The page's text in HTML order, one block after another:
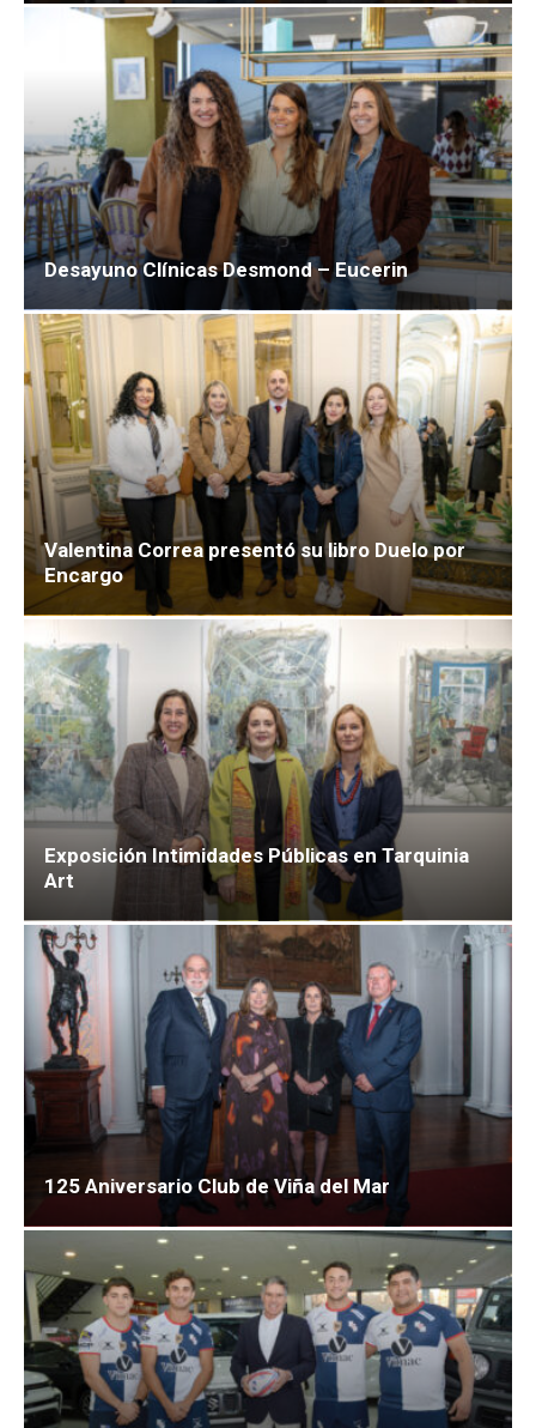
Desayuno Clínicas Desmond – Eucerin
Valentina Correa presentó su libro Duelo por
Encargo
Exposición Intimidades Públicas en Tarquinia
Art
125 Aniversario Club de Viña del Mar